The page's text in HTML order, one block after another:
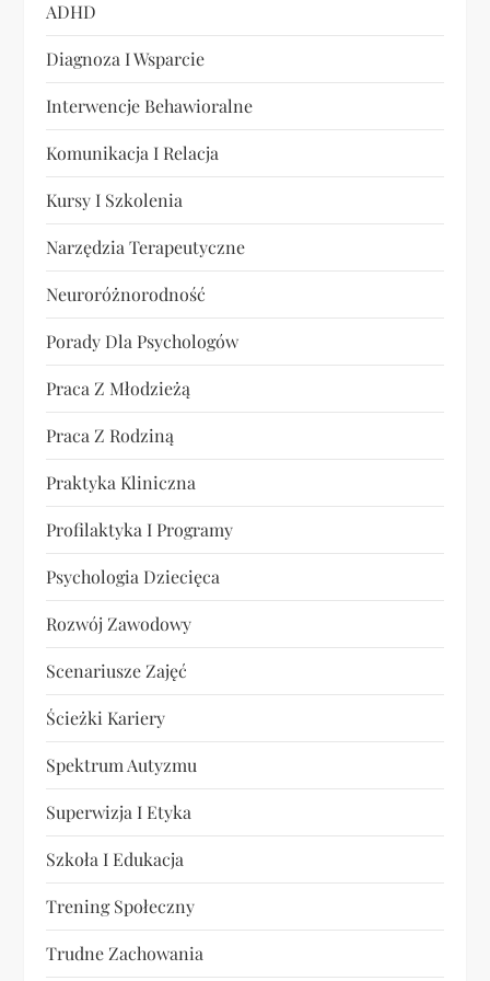
w
w
ADHD
Diagnoza I Wsparcie
Interwencje Behawioralne
Komunikacja I Relacja
Kursy I Szkolenia
Narzędzia Terapeutyczne
Neuroróżnorodność
Porady Dla Psychologów
Praca Z Młodzieżą
Praca Z Rodziną
Praktyka Kliniczna
Profilaktyka I Programy
Psychologia Dziecięca
Rozwój Zawodowy
Scenariusze Zajęć
Ścieżki Kariery
Spektrum Autyzmu
Superwizja I Etyka
Szkoła I Edukacja
Trening Społeczny
Trudne Zachowania